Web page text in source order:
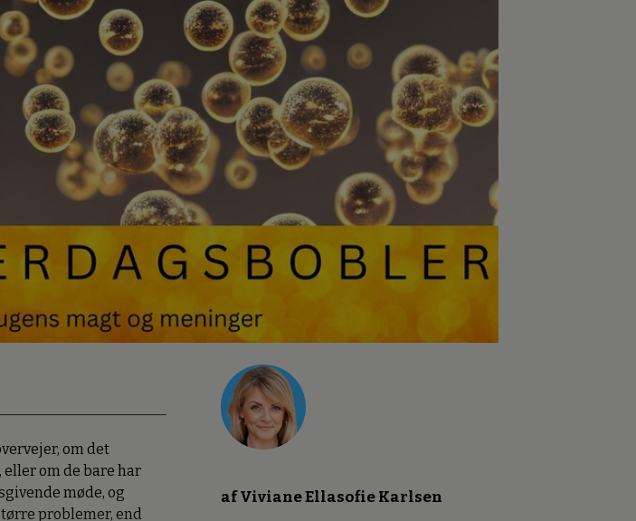
om det
om de bare har
møde, og
problemer, end
af Viviane Ellasofie Karlsen